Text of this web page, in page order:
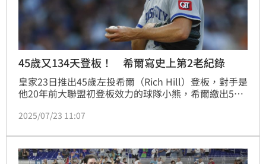
45歲又134天登板！ 希爾寫史上第2老紀錄
皇家23日推出45歲左投希爾（Rich Hill）登板，對手是
他20年前大聯盟初登板效力的球隊小熊，希爾繳出5局
蛋，終場0：6遭到完封，希爾承擔敗戰。
2025/07/23 11:07